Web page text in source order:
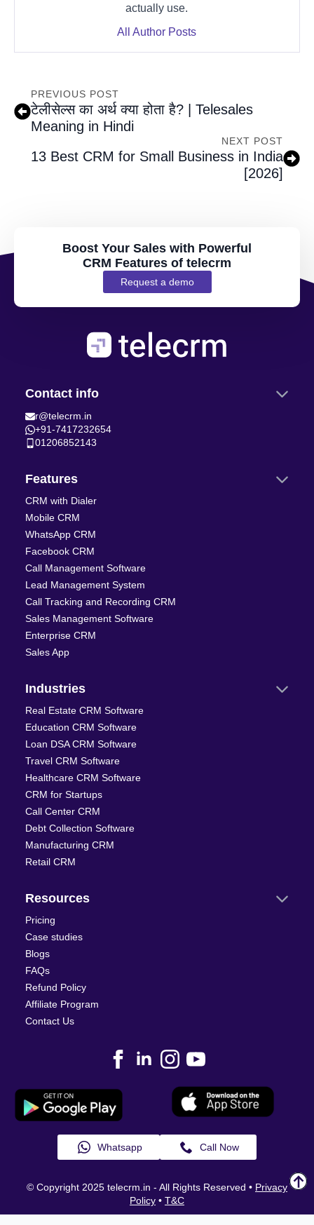
actually use.
All Author Posts
PREVIOUS POST
टेलीसेल्स का अर्थ क्या होता है? | Telesales
Meaning in Hindi
NEXT POST
13 Best CRM for Small Business in India
[2026]
Boost Your Sales with Powerful
CRM Features of telecrm
Request a demo
Contact info
r@telecrm.in
+91-7417232654
01206852143
Features
CRM with Dialer
Mobile CRM
WhatsApp CRM
Facebook CRM
Call Management Software
Lead Management System
Call Tracking and Recording CRM
Sales Management Software
Enterprise CRM
Sales App
Industries
Real Estate CRM Software
Education CRM Software
Loan DSA CRM Software
Travel CRM Software
Healthcare CRM Software
CRM for Startups
Call Center CRM
Debt Collection Software
Manufacturing CRM
Retail CRM
Resources
Pricing
Case studies
Blogs
FAQs
Refund Policy
Affiliate Program
Contact Us
Whatsapp Call Now
© Copyright 2025 telecrm.in - All Rights Reserved • Privacy
Policy • T&C